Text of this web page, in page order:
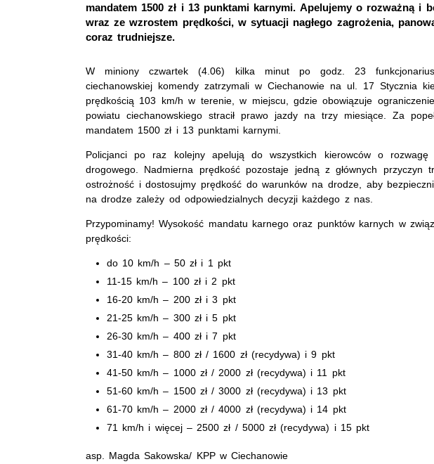
mandatem 1500 zł i 13 punktami karnymi. Apelujemy o rozważną i
wraz ze wzrostem prędkości, w sytuacji nagłego zagrożenia,
coraz trudniejsze.
W miniony czwartek (4.06) kilka minut po godz. 23
ciechanowskiej komendy zatrzymali w Ciechanowie na ul. 17 Stycznia
prędkością 103 km/h w terenie, w miejscu, gdzie obowiązuje
powiatu ciechanowskiego stracił prawo jazdy na trzy miesiące. Za
mandatem 1500 zł i 13 punktami karnymi.
Policjanci po raz kolejny apelują do wszystkich kierowców o rozwagę
drogowego. Nadmierna prędkość pozostaje jedną z głównych przyczyn
ostrożność i dostosujmy prędkość do warunków na drodze, aby
na drodze zależy od odpowiedzialnych decyzji każdego z nas.
Przypominamy! Wysokość mandatu karnego oraz punktów karnych w
prędkości:
do 10 km/h – 50 zł i 1 pkt
11-15 km/h – 100 zł i 2 pkt
16-20 km/h – 200 zł i 3 pkt
21-25 km/h – 300 zł i 5 pkt
26-30 km/h – 400 zł i 7 pkt
31-40 km/h – 800 zł / 1600 zł (recydywa) i 9 pkt
41-50 km/h – 1000 zł / 2000 zł (recydywa) i 11 pkt
51-60 km/h – 1500 zł / 3000 zł (recydywa) i 13 pkt
61-70 km/h – 2000 zł / 4000 zł (recydywa) i 14 pkt
71 km/h i więcej – 2500 zł / 5000 zł (recydywa) i 15 pkt
asp. Magda Sakowska/ KPP w Ciechanowie